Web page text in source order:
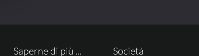
Saperne di più ... Società